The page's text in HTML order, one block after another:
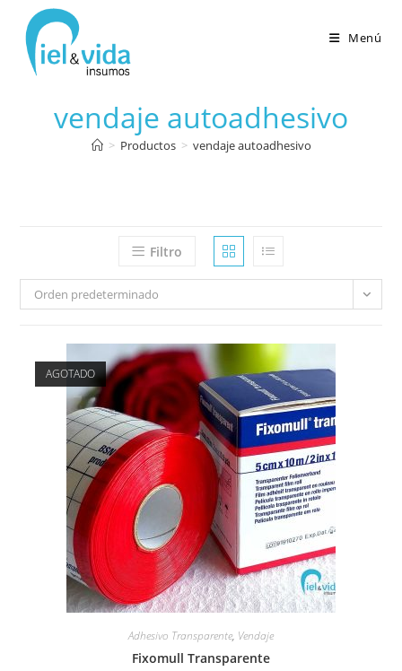
Menú
vendaje autoadhesivo
> Productos > vendaje autoadhesivo
Filtro
Orden predeterminado
AGOTADO
Adhesivo Transparente, Vendaje
Fixomull Transparente